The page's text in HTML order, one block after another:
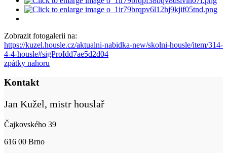
Zobrazit fotogalerii na:
https://kuzel.housle.cz/aktualni-nabidka-new/skolni-housle/item/314-
4-4-housle#sigProIdd7ae5d2d04
zpátky nahoru
Kontakt
Jan Kužel, mistr houslař
Čajkovského 39
616 00 Brno